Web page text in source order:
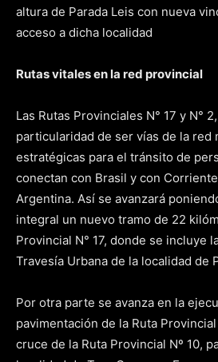
altura de Parada Leis con nueva
acceso a dicha localidad
Rutas vitales en la red provincial
Las Rutas Provinciales N° 17 y N°
particularidad de ser vías de la red
estratégicas para el tránsito de
conectan con Brasil y con
Argentina. Así se avanzará
integral un nuevo tramo de 22
Provincial N° 17, donde se incluye
Travesía Urbana de la localidad de
Por otra parte se avanza en la
pavimentación de la Ruta
cruce de la Ruta Provincial Nº 10,